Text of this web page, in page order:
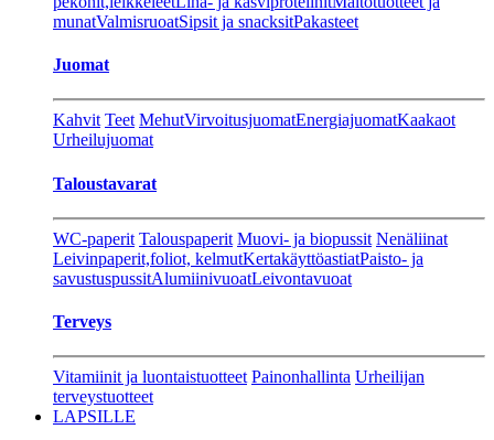
munatValmisruoatSipsit ja snacksitPakasteet
Juomat
Kahvit Teet MehutVirvoitusjuomatEnergiajuomatKaakaot
Urheilujuomat
Taloustavarat
WC-paperit Talouspaperit Muovi- ja biopussit Nenäliinat
Leivinpaperit,foliot, kelmutKertakäyttöastiatPaisto- ja
savustuspussitAlumiinivuoatLeivontavuoat
Terveys
Vitamiinit ja luontaistuotteet Painonhallinta Urheilijan
terveystuotteet
LAPSILLE